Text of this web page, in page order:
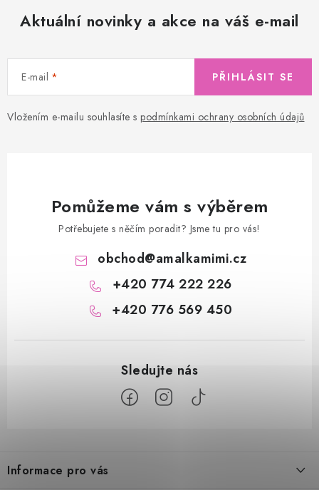
Aktuální novinky a akce na váš e-mail
E-mail
Vložením e-mailu souhlasíte s podmínkami ochrany osobních údajů
PŘIHLÁSIT SE
Pomůžeme vám s výběrem
Potřebujete s něčím poradit? Jsme tu pro vás!
obchod@amalkamimi.cz
+420 774 222 226
+420 776 569 450
pInformace pro vás